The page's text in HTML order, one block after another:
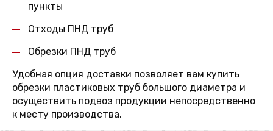
пункты
Отходы ПНД труб
Обрезки ПНД труб
Удобная опция доставки позволяет вам купить
обрезки пластиковых труб большого диаметра и
осуществить подвоз продукции непосредственно
к месту производства.